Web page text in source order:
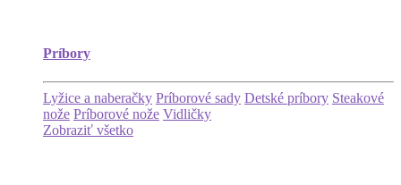
Príbory
Lyžice a naberačky Príborové sady Detské príbory Steakové
nože Príborové nože Vidličky
Zobraziť všetko